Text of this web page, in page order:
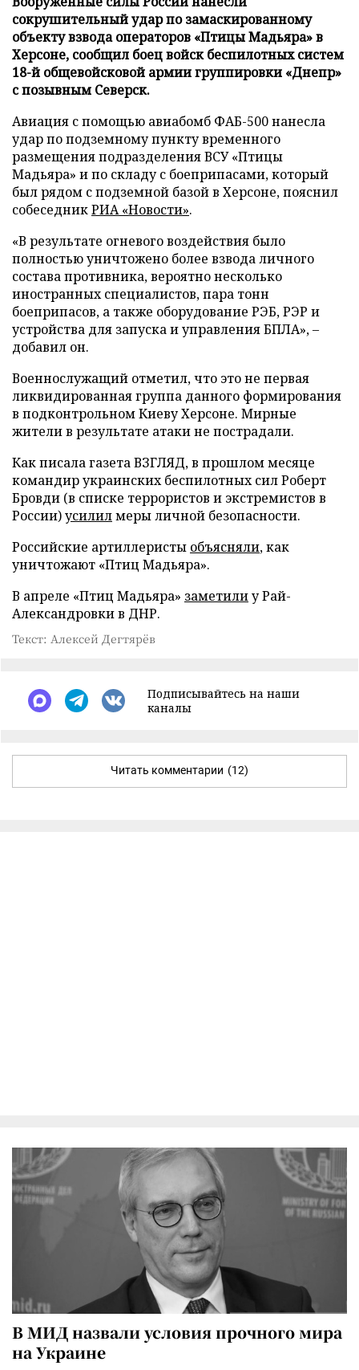
сокрушительный удар по замаскированному
объекту взвода операторов «Птицы Мадьяра» в
Херсоне, сообщил боец войск беспилотных систем
18-й общевойсковой армии группировки «Днепр»
с позывным Северск.
Авиация с помощью авиабомб ФАБ-500 нанесла
удар по подземному пункту временного
размещения подразделения ВСУ «Птицы
Мадьяра» и по складу с боеприпасами, который
был рядом с подземной базой в Херсоне, пояснил
собеседникРИА «Новости».
«В результате огневого воздействия было
полностью уничтожено более взвода личного
состава противника, вероятно несколько
иностранных специалистов, пара тонн
боеприпасов, а также оборудование РЭБ, РЭР и
устройства для запуска и управления БПЛА», –
добавил он.
Военнослужащий отметил, что это не первая
ликвидированная группа данного формирования
в подконтрольном Киеву Херсоне. Мирные
жители в результате атаки не пострадали.
Как писала газета ВЗГЛЯД, в прошлом месяце
командир украинских беспилотных сил Роберт
Бровди (в списке террористов и экстремистов в
России)усилилмеры личной безопасности.
Российские артиллеристы объясняли, как
уничтожают «Птиц Мадьяра».
В апреле «Птиц Мадьяра» заметилиу Рай-
Александровки в ДНР.
Текст: Алексей Дегтярёв
Подписывайтесь на наши
каналы
Читать комментарии (12)
В МИД назвали условия прочного мира
на Украине